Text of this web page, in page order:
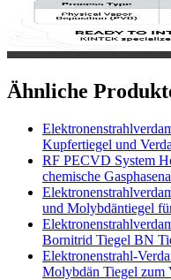
Ähnliche
Kupfertiegel und
RF PECVD System
chemische
und Molybdäntiegel
Bornitrid Tiegel BN
Elektronenstrahl-
Molybdän Tiegel zum